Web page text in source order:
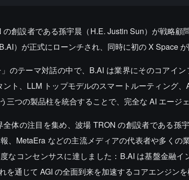
創設者である孫宇晨（H.E. Justin Sun）が戦略顧
）が正式にローンチされ、同時に初の X Space が
」のテーマ対話の中で、B.AI は業界にそのコアイ
ント、LLM トップモデルのスマートルーティング
三つの製品柱を統合することで、完全な AI エージ
体の注目を集め、波場 TRON の創設者である孫
、MetaEra などの主流メディアの代表者や多くの
なコンセンサスに達しました：B.AI は基盤金融
を通じて AGI の全面到来を加速するコアエンジンを